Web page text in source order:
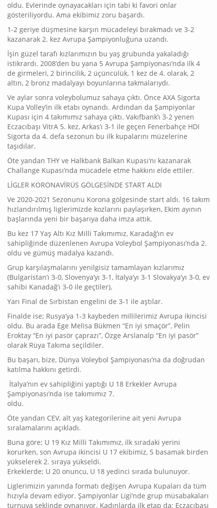
oldu. Evlerinde oynayacakları için tabi ki favori onlar
gösteriliyordu. Ama ekibimiz zoru başardı.
1-2 geriye düşmesine karşın mücadeleyi bırakmadı ve 3-2
kazanarak 2. kez Avrupa Şampiyonluğuna uzandı.
İşin güzel tarafı kızlarımızın bu yaş grubunda yakaladığı
istikrardı. 2008’den bu yana 5 Avrupa Şampiyonası’nda ilk 4
de girmeleri, 2 birincilik, 2 üçüncülük, 1 kez de 4. olarak, 2
altın, 2 bronz madalyayı boyunlarına takmalarıydı.
Ve aylar sonra voleybolumuz sahaya çıktı. Önce AXA Sigorta
Kupa Volley’in ilk etabı oynandı. Ardından da Şampiyonlar
Kupası için 4 takımımız sahaya çıktı. Vakıfbank’ı 3-2 yenen
Eczacıbaşı VitrA 5. kez, Arkas’ı 3-1 ile geçen Fenerbahçe HDI
Sigorta da 4. defa sezonun bu ilk kupalarını müzelerine
taşıdılar.
Öte yandan THY ve Halkbank Balkan Kupası’nı kazanarak
Challange Kupası’nda mücadele etme hakkını elde ettiler.
LİGLER KORONAVİRÜS GÖLGESİNDE START ALDI
Ve 2020-2021 Sezonunu Korona gölgesinde start aldı. 16 takım
hızlandırılmış liglerimizde kozlarını paylaşırken, Ekim ayının
başlarında yeni bir başarıya daha imza attık.
Bu kez 17 Yaş Altı Kız Milli Takımımız, Karadağ’ın ev
sahipliğinde düzenlenen Avrupa Voleybol Şampiyonası’nda 2.
oldu ve gümüş madalya kazandı.
Grup karşılaşmalarını yenilgisiz tamamlayan kızlarımız
(Bulgaristan’ı 3-0, Slovenya’yı 3-1, İtalya’yı 3-1 Slovakya’yı 3-0, ev
sahibi Kanadağ’ı 3-0 ile geçtiler),
Yarı Final de Sırbistan engelini de 3-1 ile aştılar.
Finalde ise; Rusya’ya 1-3 kaybeden millilerimiz Avrupa ikincisi
oldu. Bu arada Ege Melisa Bükmen “En iyi smaçör”, Pelin
Eroktay “En iyi pasör çaprazı”, Özge Arslanalp “En iyi pasör”
olarak Rüya Takıma seçildiler.
Bu başarı, bize, Dünya Voleybol Şampiyonası’na da doğrudan
katılma hakkını getirdi.
İtalya’nın ev sahipliğini yaptığı U 18 Erkekler Avrupa
Şampiyonası’nda ise takımımız 7.
Öte yandan CEV, alt yaş kategorilerine ait yeni Avrupa
sıralamalarını açıkladı.
Buna göre; U 19 Kız Milli Takımımız, ilk sıradaki yerini
korurken, son Avrupa ikincisi U 17 ekibimiz, 5 basamak birden
yükselerek 2. sıraya yükseldi.
Erkeklerde; U 20 onuncu, U 18 yedinci sırada bulunuyor.
Liglerimizin yanında formatı değişen Avrupa Kupaları da tüm
hızıyla devam ediyor. Şampiyonlar Ligi’nde grup müsabakaları
turnuva şeklinde oynanıyor. Kadınlarda ilk etap da; Eczacıbaşı